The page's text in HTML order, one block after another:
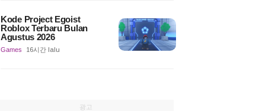
Kode Project Egoist
Roblox Terbaru Bulan
Agustus 2026
Games 16시간 lalu
광고